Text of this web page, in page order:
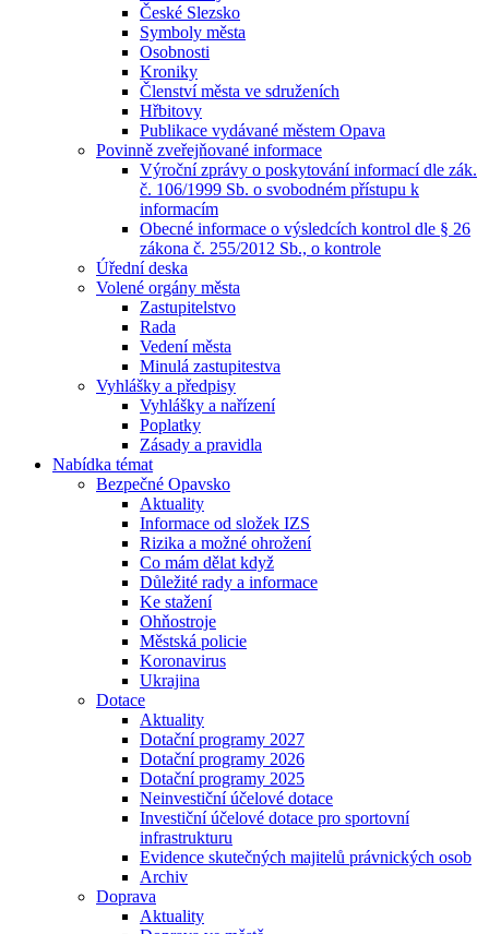
České Slezsko
Symboly města
Osobnosti
Kroniky
Členství města ve sdruženích
Hřbitovy
Publikace vydávané městem Opava
Povinně zveřejňované informace
Výroční zprávy o poskytování informací dle zák.
č. 106/1999 Sb. o svobodném přístupu k
informacím
Obecné informace o výsledcích kontrol dle § 26
zákona č. 255/2012 Sb., o kontrole
Úřední deska
Volené orgány města
Zastupitelstvo
Rada
Vedení města
Minulá zastupitestva
Vyhlášky a předpisy
Vyhlášky a nařízení
Poplatky
Zásady a pravidla
Nabídka témat
Bezpečné Opavsko
Aktuality
Informace od složek IZS
Rizika a možné ohrožení
Co mám dělat když
Důležité rady a informace
Ke stažení
Ohňostroje
Městská policie
Koronavirus
Ukrajina
Dotace
Aktuality
Dotační programy 2027
Dotační programy 2026
Dotační programy 2025
Neinvestiční účelové dotace
Investiční účelové dotace pro sportovní
infrastrukturu
Evidence skutečných majitelů právnických osob
Archiv
Doprava
Aktuality